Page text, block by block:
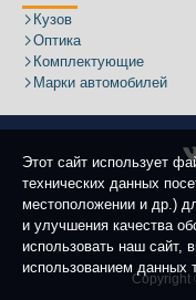
Кузов
Оптика
Комплектующие
Марки автомобилей
Этот сайт использует
технических данных
местоположении и др.)
и улучшения качества
использовать наш сайт,
использованием данных